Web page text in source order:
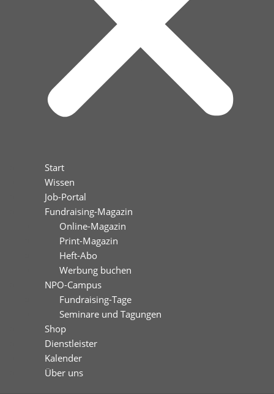
Start
Wissen
Job-Portal
Fundraising-Magazin
Online-Magazin
Print-Magazin
Heft-Abo
Werbung buchen
NPO-Campus
Fundraising-Tage
Seminare und Tagungen
Shop
Dienstleister
Kalender
Über uns